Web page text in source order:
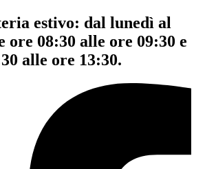
estivo: dal lunedì al
ore 08:30 alle ore 09:30 e
alle ore 13:30.